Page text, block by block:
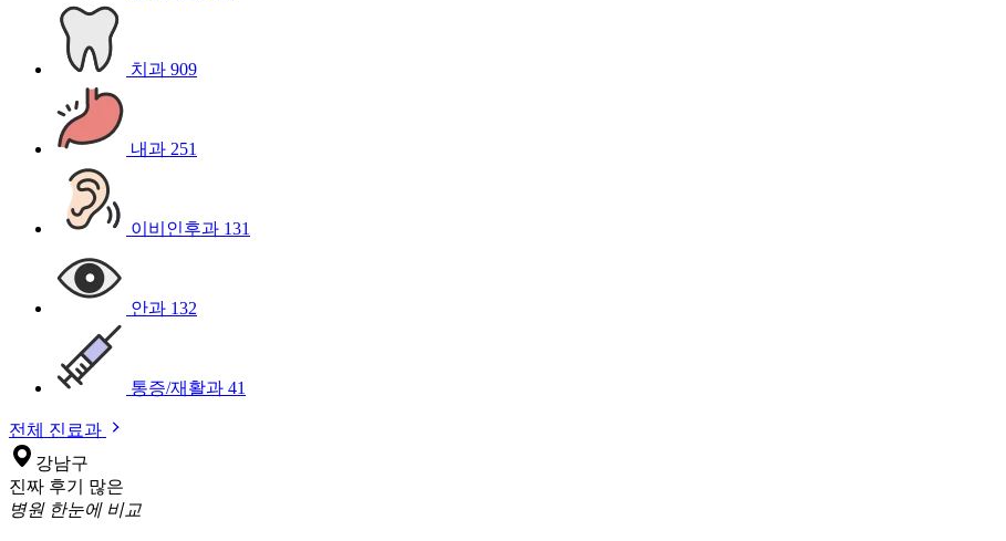
치과 909
내과 251
이비인후과 131
안과 132
통증/재활과 41
전체 진료과
강남구
진짜 후기 많은
병원 한눈에 비교